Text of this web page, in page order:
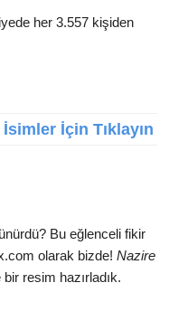
her 3.557 kişiden
İçin Tıklayın
Bu eğlenceli fikir
olarak bizde!Nazire
resim hazırladık.